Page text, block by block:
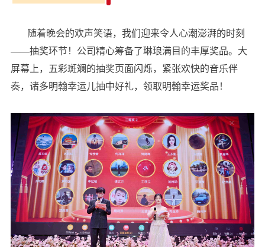
随着晚会的欢声笑语，我们迎来令人心潮澎湃的时刻
——抽奖环节！公司精心筹备了琳琅满目的丰厚奖品。大
屏幕上，五彩斑斓的抽奖页面闪烁，紧张欢快的音乐伴
奏，诸多明翰幸运儿抽中好礼，领取明翰幸运奖品！